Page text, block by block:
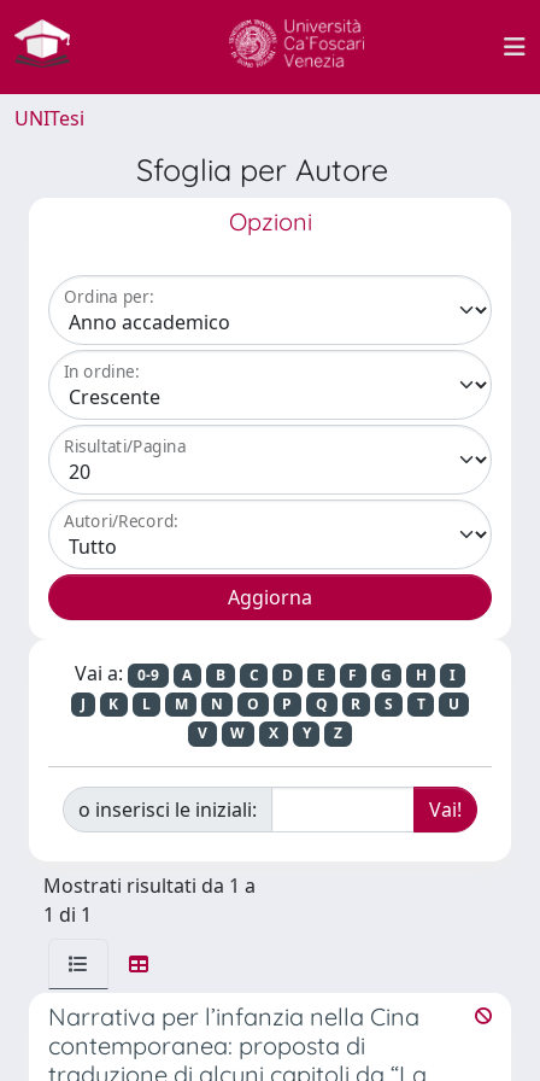
UNITesi
Sfoglia per Autore
Opzioni
Ordina per:
In ordine:
Risultati/Pagina
Autori/Record:
Vai a: 0-9 A B C D E F G H
I
J
K L M N O P Q R S T
U
V
W X Y Z
o inserisci le iniziali:
Mostrati risultati da 1 a
1 di 1
Narrativa per l’infanzia nella Cina
contemporanea: proposta di
traduzione di alcuni capitoli da “La